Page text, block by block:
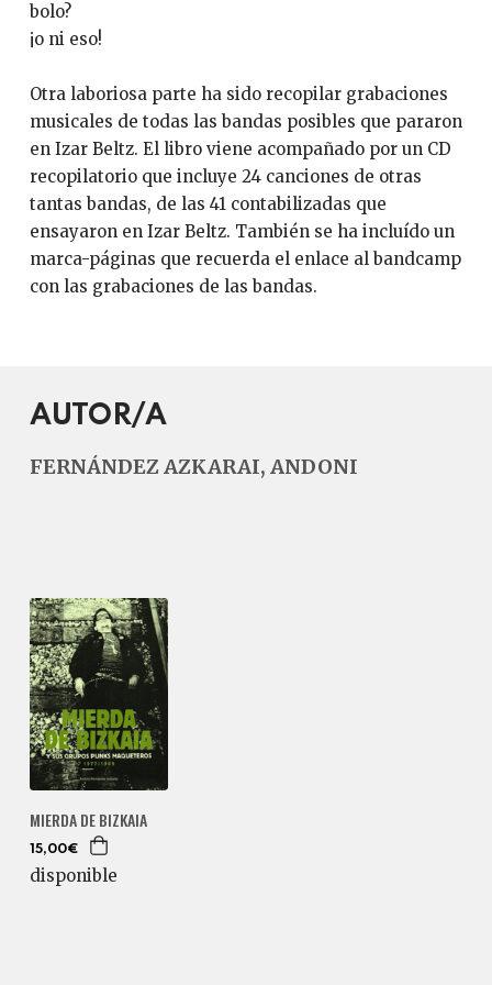
bolo?
¡o ni eso!
Otra laboriosa parte ha sido recopilar grabaciones
musicales de todas las bandas posibles que pararon
en Izar Beltz. El libro viene acompañado por un CD
recopilatorio que incluye 24 canciones de otras
tantas bandas, de las 41 contabilizadas que
ensayaron en Izar Beltz. También se ha incluído un
marca-páginas que recuerda el enlace al bandcamp
con las grabaciones de las bandas.
AUTOR/A
FERNÁNDEZ AZKARAI, ANDONI
MIERDA DE BIZKAIA
15,00€
disponible